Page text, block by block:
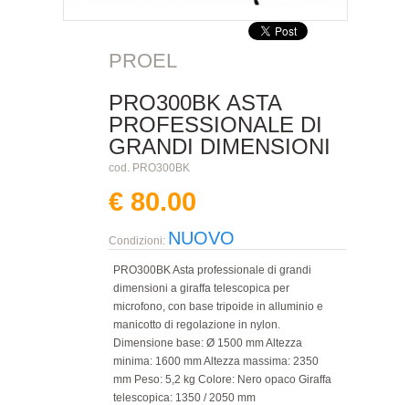
PROEL
PRO300BK ASTA
PROFESSIONALE DI
GRANDI DIMENSIONI
cod. PRO300BK
€ 80.00
Condizioni: NUOVO
PRO300BK Asta professionale di grandi
dimensioni a giraffa telescopica per
microfono, con base tripoide in alluminio e
manicotto di regolazione in nylon.
Dimensione base: Ø 1500 mm Altezza
minima: 1600 mm Altezza massima: 2350
mm Peso: 5,2 kg Colore: Nero opaco Giraffa
telescopica: 1350 / 2050 mm